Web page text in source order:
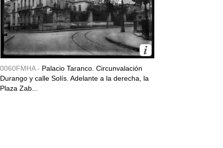
0060FMHA - Palacio Taranco. Circunvalación
Durango y calle Solís. Adelante a la derecha, la
Plaza Zab...